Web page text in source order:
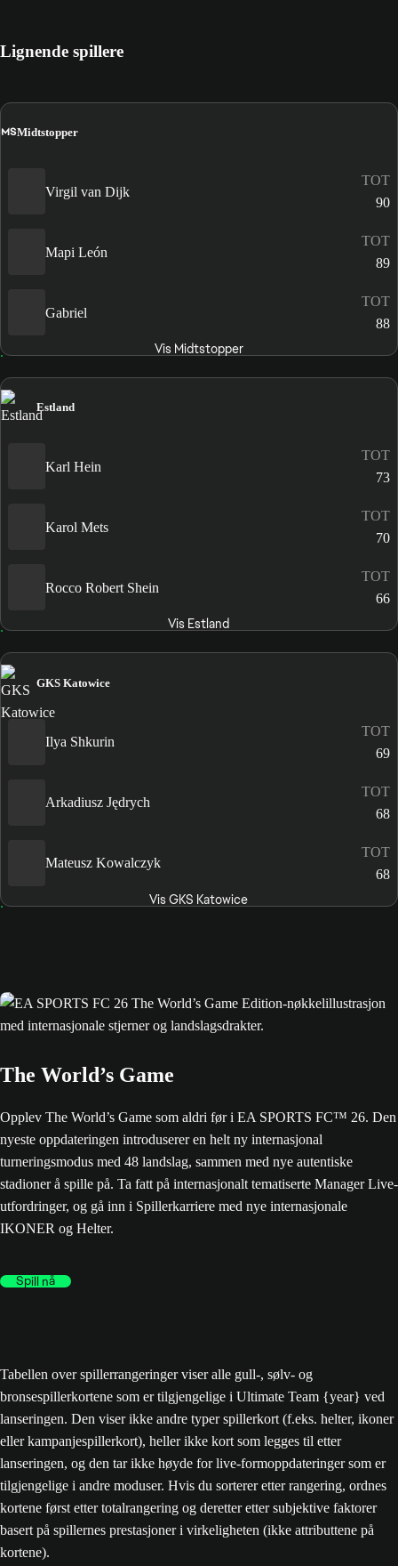
Lignende spillere
MSMidtstopper
Virgil van Dijk
TOT
90
Mapi León
TOT
89
Gabriel
TOT
88
Vis Midtstopper
Estland
Karl Hein
TOT
73
Karol Mets
TOT
70
Rocco Robert Shein
TOT
66
Vis Estland
GKS Katowice
Ilya Shkurin
TOT
69
Arkadiusz Jędrych
TOT
68
Mateusz Kowalczyk
TOT
68
Vis GKS Katowice
The World’s Game
Opplev The World’s Game som aldri før i EA SPORTS FC™ 26. Den
nyeste oppdateringen introduserer en helt ny internasjonal
turneringsmodus med 48 landslag, sammen med nye autentiske
stadioner å spille på. Ta fatt på internasjonalt tematiserte Manager Live-
utfordringer, og gå inn i Spillerkarriere med nye internasjonale
IKONER og Helter.
Spill nå
Tabellen over spillerrangeringer viser alle gull-, sølv- og
bronsespillerkortene som er tilgjengelige i Ultimate Team {year} ved
lanseringen. Den viser ikke andre typer spillerkort (f.eks. helter, ikoner
eller kampanjespillerkort), heller ikke kort som legges til etter
lanseringen, og den tar ikke høyde for live-formoppdateringer som er
tilgjengelige i andre moduser. Hvis du sorterer etter rangering, ordnes
kortene først etter totalrangering og deretter etter subjektive faktorer
basert på spillernes prestasjoner i virkeligheten (ikke attributtene på
kortene).